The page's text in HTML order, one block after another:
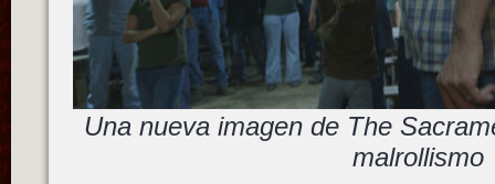
Una nueva imagen de The
malrollismo